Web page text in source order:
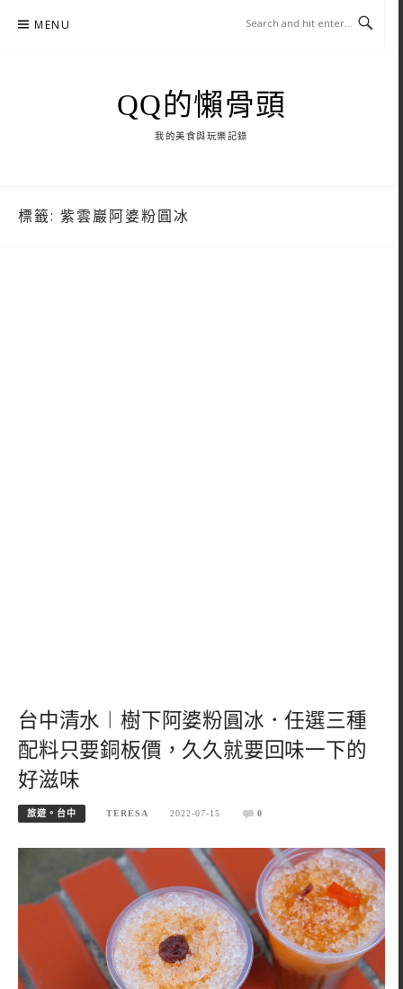
MENU
QQ的懶骨頭
我的美食與玩樂記錄
標籤: 紫雲巖阿婆粉圓冰
台中清水︱樹下阿婆粉圓冰．任選三種
配料只要銅板價，久久就要回味一下的
好滋味
旅遊。台中 TERESA 2022-07-15 0